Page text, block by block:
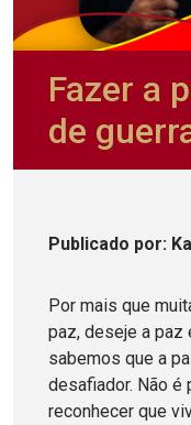
Fazer a
de
Publicado por:
Por mais que
paz, deseje a paz
sabemos que a
desafiador. Não
reconhecer que